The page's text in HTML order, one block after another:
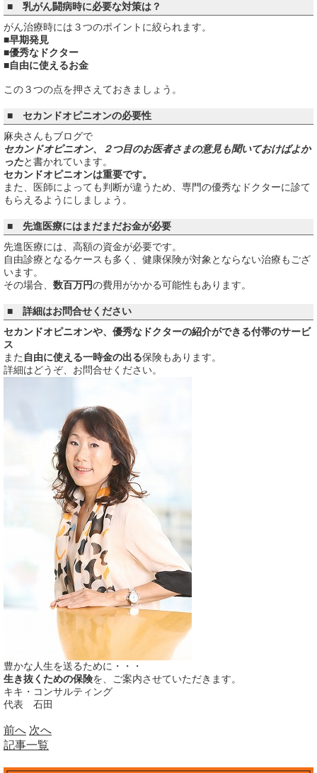
■ 乳がん闘病時に必要な対策は？
がん治療時には３つのポイントに絞られます。
■早期発見
■優秀なドクター
■自由に使えるお金
この３つの点を押さえておきましょう。
■ セカンドオピニオンの必要性
麻央さんもブログで
セカンドオピニオン、２つ目のお医者さまの意見も聞いておけばよか
ったと書かれています。
セカンドオピニオンは重要です。
また、医師によっても判断が違うため、専門の優秀なドクターに診て
もらえるようにしましょう。
■ 先進医療にはまだまだお金が必要
先進医療には、高額の資金が必要です。
自由診療となるケースも多く、健康保険が対象とならない治療もござ
います。
その場合、 数百万円の費用がかかる可能性もあります。
■ 詳細はお問合せください
セカンドオピニオンや、優秀なドクターの紹介ができる付帯のサービ
ス
また 自由に使える一時金の出る保険もあります。
詳細はどうぞ、お問合せください。
豊かな人生を送るために・・・
生き抜くための保険を、ご案内させていただきます。
キキ・コンサルティング
代表 石田
前へ 次へ
記事一覧